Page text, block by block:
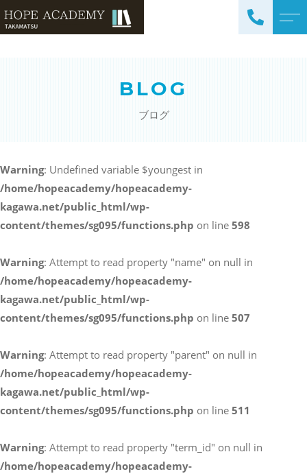
（4科目）
中学生コース（5科目）
高校生コース（3科目）
英会話コース（幼児～小学
校低学年）
087-887-7663
Webからのお問い合わせ
CONTACT
BLOG
ブログ
Warning: Undefined variable $youngest in
/home/hopeacademy/hopeacademy-
kagawa.net/public_html/wp-
content/themes/sg095/functions.php on line 598
Warning: Attempt to read property "name" on null in
/home/hopeacademy/hopeacademy-
kagawa.net/public_html/wp-
content/themes/sg095/functions.php on line 507
Warning: Attempt to read property "parent" on null in
/home/hopeacademy/hopeacademy-
kagawa.net/public_html/wp-
content/themes/sg095/functions.php on line 511
Warning: Attempt to read property "term_id" on null in
/home/hopeacademy/hopeacademy-